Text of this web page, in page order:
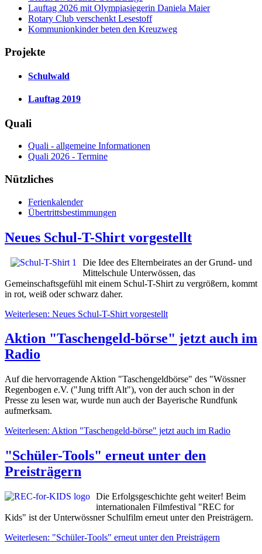
Lauftag 2026 mit Olympiasiegerin Daniela Maier
Rotary Club verschenkt Lesestoff
Kommunionkinder beten den Kreuzweg
Projekte
Schulwald
Lauftag 2019
Quali
Quali - allgemeine Informationen
Quali 2026 - Termine
Nützliches
Ferienkalender
Übertrittsbestimmungen
Neues Schul-T-Shirt vorgestellt
Die Idee des Elternbeirates an der Grund- und
Mittelschule Unterwössen, das
Gemeinschaftsgefühl mit einem Schul-T-Shirt zu vergrößern, kommt
in rot, weiß oder schwarz daher.
Weiterlesen: Neues Schul-T-Shirt vorgestellt
Aktion "Taschengeld-börse" jetzt auch im
Radio
Auf die hervorragende Aktion "Taschengeldbörse" des "Wössner
Regenbogen e.V. ("Jung trifft Alt"), von der auch schon in der
Presse zu lesen war, wurde nun auch der Bayerische Rundfunk
aufmerksam.
Weiterlesen: Aktion "Taschengeld-börse" jetzt auch im Radio
"Schüler-Tools" erneut unter den
Preisträgern
Die Erfolgsgeschichte geht weiter! Beim
internationalen Filmfestival "REC for
Kids" ist der Unterwössner Schulfilm erneut unter den Preisträgern.
Weiterlesen: "Schüler-Tools" erneut unter den Preisträgern